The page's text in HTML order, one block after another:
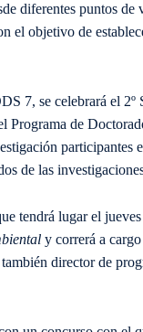
diferentes puntos
el objetivo de
7, se celebrará el
Programa de
participantes
de las
tendrá lugar el
y correrá a
director de